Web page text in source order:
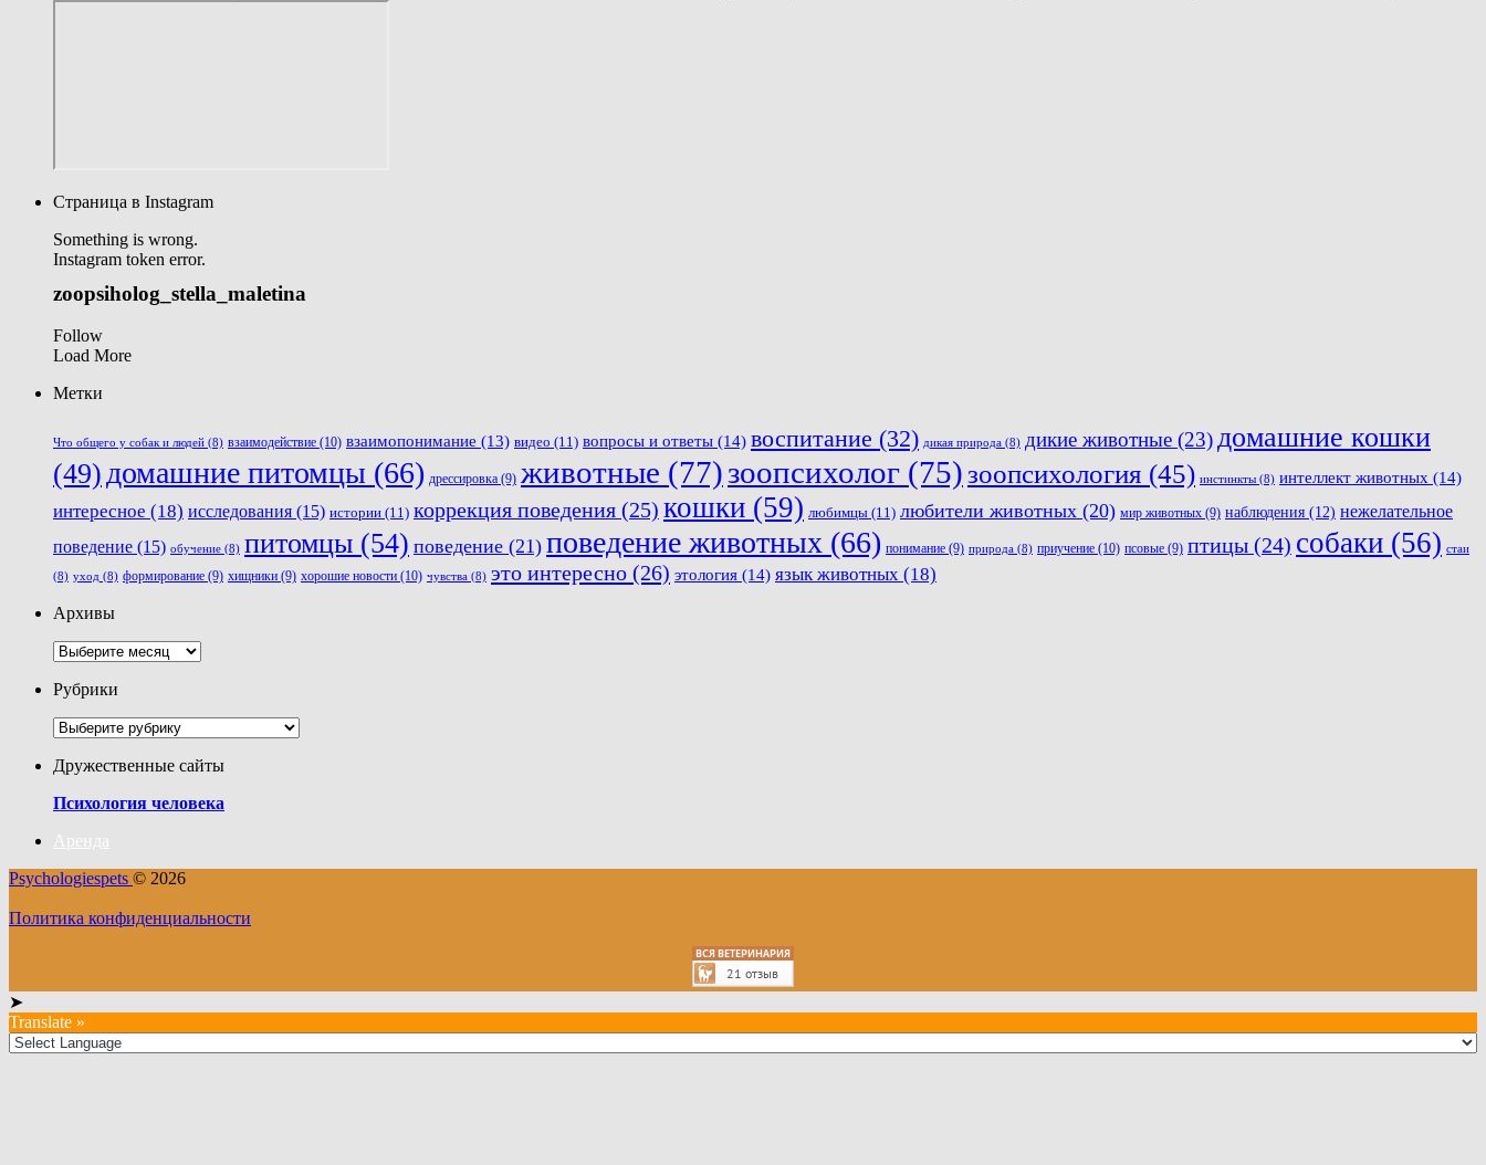
Страница в Instagram
Something is wrong.
Instagram token error.
zoopsiholog_stella_maletina
Follow
Load More
Метки
Что общего у собак и людей (8) взаимодействие (10) взаимопонимание (13) видео (11) вопросы и ответы (14) воспитание (32) дикая природа (8) дикие животные (23)домашние кошки
(49)домашние питомцы (66) дрессировка (9) животные (77)зоопсихолог (75)зоопсихология (45) инстинкты (8) интеллект животных (14)
интересное (18) исследования (15) истории (11) коррекция поведения (25) кошки (59) любимцы (11) любители животных (20) мир животных (9) наблюдения (12) нежелательное
поведение (15) обучение (8) питомцы (54) поведение (21) поведение животных (66) понимание (9) природа (8) приучение (10) псовые (9) птицы (24) собаки (56) стаи
(8) уход (8) формирование (9) хищники (9) хорошие новости (10) чувства (8) это интересно (26) этология (14) язык животных (18)
Архивы
Архивы
Рубрики
Рубрики
Дружественные сайты
Психология человека
Аренда
Psychologiespets © 2026
Политика конфиденциальности
➤
Translate »